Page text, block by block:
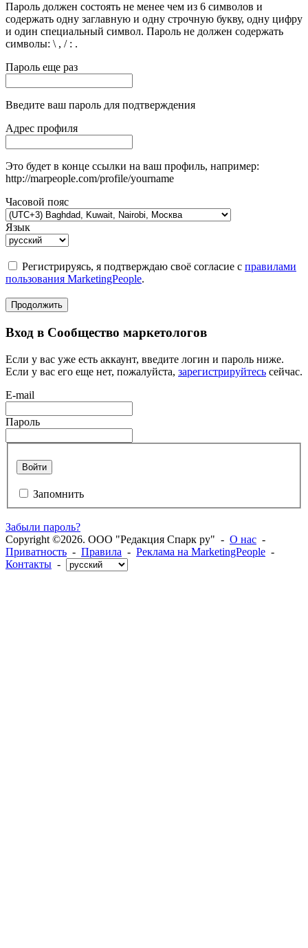
Пароль должен состоять не менее чем из 6 символов и
содержать одну заглавную и одну строчную букву, одну цифру
и один специальный символ. Пароль не должен содержать
символы: \ , / : .
Пароль еще раз
Введите ваш пароль для подтверждения
Адрес профиля
Это будет в конце ссылки на ваш профиль, например:
http://marpeople.com/profile/yourname
Часовой пояс
Язык
Регистрируясь, я подтверждаю своё согласие с правилами
пользования MarketingPeople.
Продолжить
Вход в Сообщество маркетологов
Если у вас уже есть аккаунт, введите логин и пароль ниже.
Если у вас его еще нет, пожалуйста, зарегистрируйтесь сейчас.
E-mail
Пароль
Войти
Запомнить
Забыли пароль?
Copyright ©2026. ООО "Редакция Спарк ру" - О нас -
Приватность - Правила - Реклама на MarketingPeople -
Контакты -